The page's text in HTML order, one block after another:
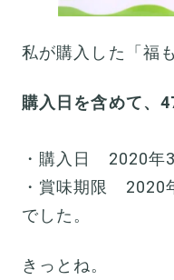
私が購入した「福
購入日を含めて、
・購入日 2020年
・賞味期限 2020
でした。
きっとね。